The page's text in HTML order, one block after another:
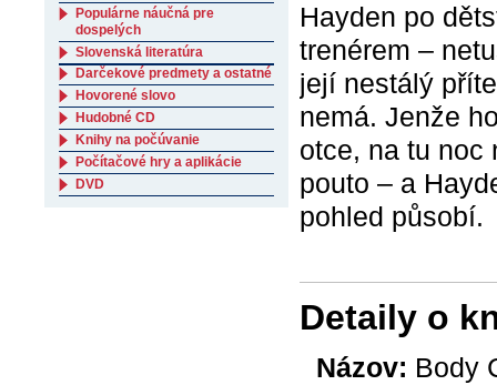
Hayden po
trenérem –
její nestálý
nemá. Jenže
otce, na tu noc
pouto – a
pohled působí.
Detaily o
Názov: Body
Populárne náučná pre
dospelých
Slovenská literatúra
Darčekové predmety a ostatné
Hovorené slovo
Hudobné CD
Knihy na počúvanie
Počítačové hry a aplikácie
DVD